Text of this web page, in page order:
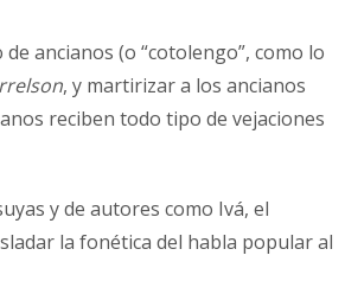
ancianos (o “cotolengo”, como lo
, y martirizar a los ancianos
reciben todo tipo de vejaciones
y de autores como Ivá, el
la fonética del habla popular al